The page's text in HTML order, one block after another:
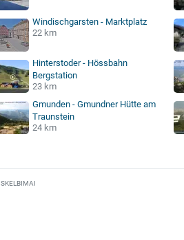
Windischgarsten - Marktplatz
22 km
Hinterstoder - Hössbahn
Bergstation
23 km
Gmunden - Gmundner Hütte am
Traunstein
24 km
SKELBIMAI